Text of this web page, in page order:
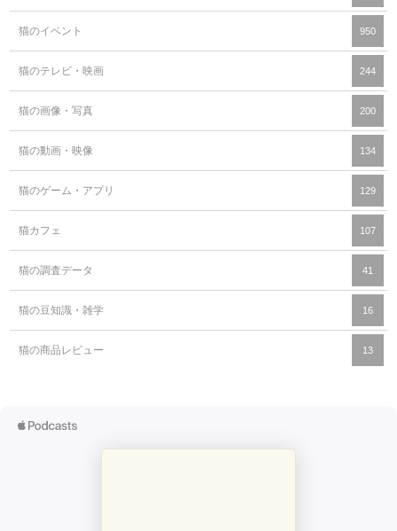
猫のイベント 950
猫のテレビ・映画 244
猫の画像・写真 200
猫の動画・映像 134
猫のゲーム・アプリ 129
猫カフェ 107
猫の調査データ 41
猫の豆知識・雑学 16
猫の商品レビュー 13